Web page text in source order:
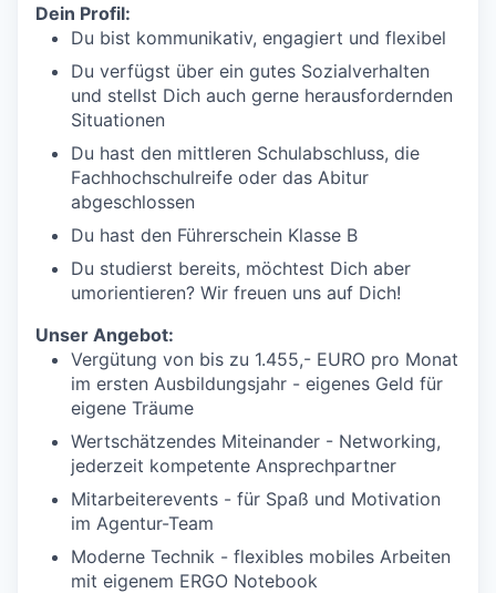
Dein Profil:
Du bist kommunikativ, engagiert und flexibel
Du verfügst über ein gutes Sozialverhalten
und stellst Dich auch gerne herausfordernden
Situationen
Du hast den mittleren Schulabschluss, die
Fachhochschulreife oder das Abitur
abgeschlossen
Du hast den Führerschein Klasse B
Du studierst bereits, möchtest Dich aber
umorientieren? Wir freuen uns auf Dich!
Unser Angebot:
Vergütung von bis zu 1.455,- EURO pro Monat
im ersten Ausbildungsjahr - eigenes Geld für
eigene Träume
Wertschätzendes Miteinander - Networking,
jederzeit kompetente Ansprechpartner
Mitarbeiterevents - für Spaß und Motivation
im Agentur-Team
Moderne Technik - flexibles mobiles Arbeiten
mit eigenem ERGO Notebook